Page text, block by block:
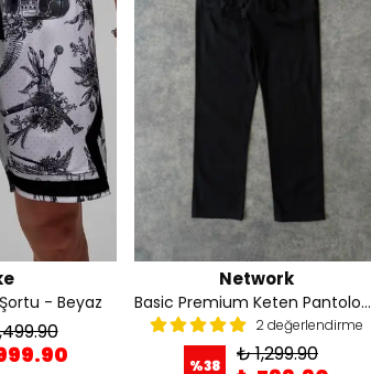
- Beyaz
Network
Basic Premium Keten Pantolon - Siyah
2 değerlendirme
%38 ₺ 1,299.90